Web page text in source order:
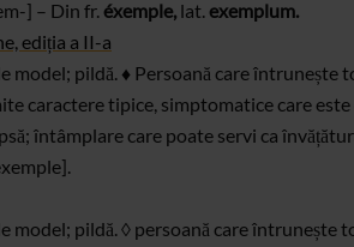
] – Din fr. éxemple, lat. exemplum.
ediția a II-a
model; pildă. ♦ Persoană care întrunește
caracteretipice, simptomatice care
întâmplare care poate servi ca
model; pildă. ◊ persoană care întrunește